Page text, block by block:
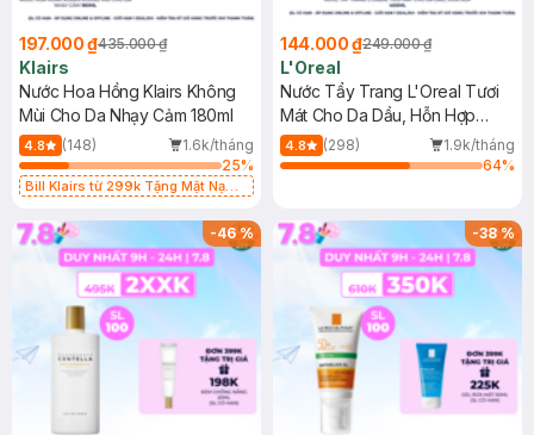
197.000 ₫435.000 ₫
Klairs
Nước Hoa Hồng Klairs Không
Mùi Cho Da Nhạy Cảm 180ml
4.8 (148)
1.6k/tháng
25%
Bill Klairs từ 299k Tặng Mặt Nạ
25ml (SL Có Hạn)
144.000 ₫249.000 ₫
L'Oreal
Nước Tẩy Trang L'Oreal Tươi
Mát Cho Da Dầu, Hỗn Hợp
400ml
4.8 (298)
1.9k/tháng
64%
-46% -38%